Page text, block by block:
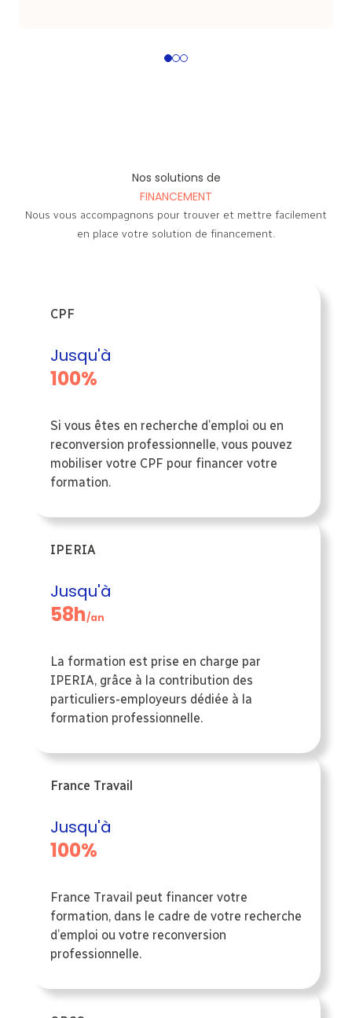
123
Nos solutions de
FINANCEMENT
Nous vous accompagnons pour trouver et mettre facilement
en place votre solution de financement.
CPF
Jusqu'à
100%
Si vous êtes en recherche d’emploi ou en
reconversion professionnelle, vous pouvez
mobiliser votre CPF pour financer votre
formation.
IPERIA
Jusqu'à
58h/an
La formation est prise en charge par
IPERIA, grâce à la contribution des
particuliers-employeurs dédiée à la
formation professionnelle.
France Travail
Jusqu'à
100%
France Travail peut financer votre
formation, dans le cadre de votre recherche
d’emploi ou votre reconversion
professionnelle.